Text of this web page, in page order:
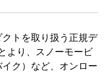
トを取り扱う正規デ
より、スノーモービ
ク）など、オンロー